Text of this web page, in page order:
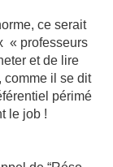
ce serait
« professeurs
et de lire
comme il se dit
périmé
le job !